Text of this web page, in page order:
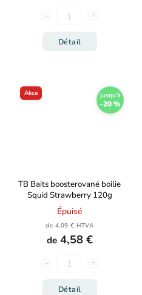
Détail
Akce jusqu'à
–20 %
TB Baits boosterované boilie
Squid Strawberry 120g
Épuisé
de 4,09 € HTVA
de4,58 €
Détail